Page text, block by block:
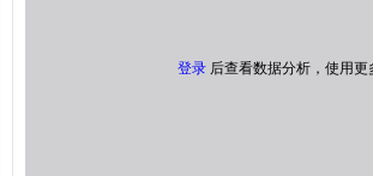
登录 后查看数据分析，使用